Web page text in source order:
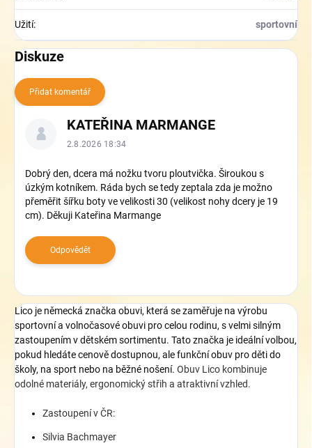
Užití: sportovní
Diskuze
Přidat komentář
KATEŘINA MARMANGE
2.8.2026 18:34
Dobrý den, dcera má nožku tvoru ploutvička. Široukou s
úzkým kotníkem. Ráda bych se tedy zeptala zda je možno
přeměřit šířku boty ve velikosti 30 (velikost nohy dcery je 19
cm). Děkuji Kateřina Marmange
Odpovědět
Lico je německá značka obuvi, která se zaměřuje na výrobu
sportovní a volnočasové obuvi pro celou rodinu, s velmi silným
zastoupením v dětském sortimentu. Tato značka je ideální volbou,
pokud hledáte cenově dostupnou, ale funkční obuv pro děti do
školy, na sport nebo na běžné nošení. Obuv Lico kombinuje
odolné materiály, ergonomický střih a atraktivní vzhled.
Zastoupení v ČR:
Silvia Bachmayer